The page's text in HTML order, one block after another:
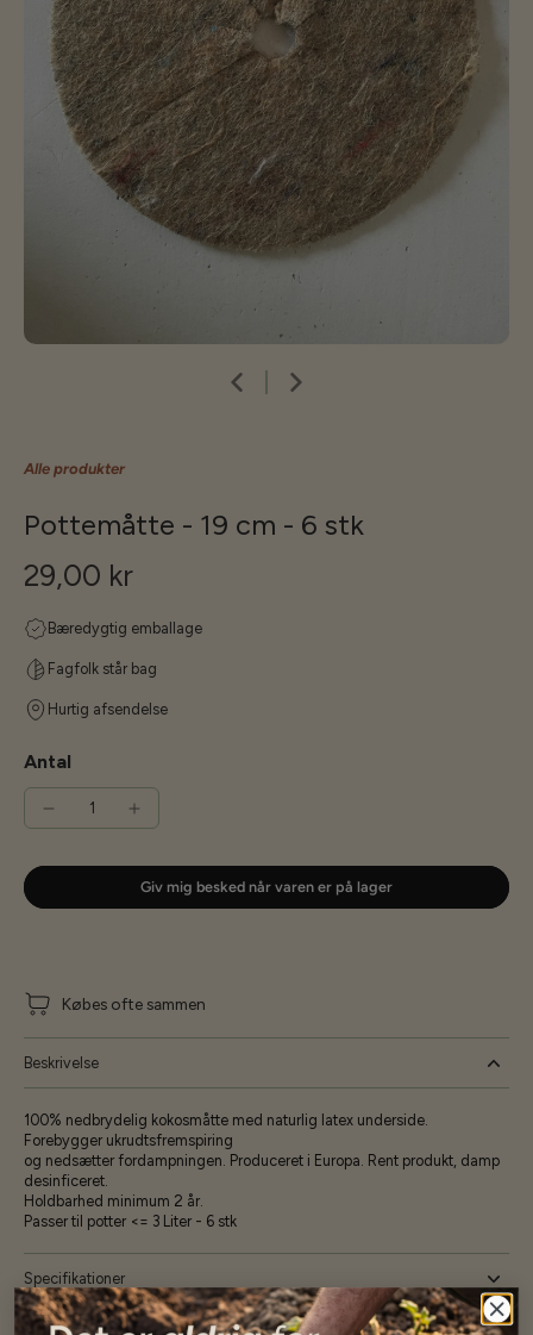
Alle produkter
Pottemåtte - 19 cm - 6 stk
29,00 kr
Bæredygtig emballage
Fagfolk står bag
Hurtig afsendelse
Antal
Giv mig besked når varen er på lager
Købes ofte sammen
Beskrivelse
100% nedbrydelig kokosmåtte med naturlig latex underside.
Forebygger ukrudtsfremspiring
og nedsætter fordampningen. Produceret i Europa. Rent produkt, damp
desinficeret.
Holdbarhed minimum 2 år.
Passer til potter <= 3 Liter - 6 stk
Specifikationer